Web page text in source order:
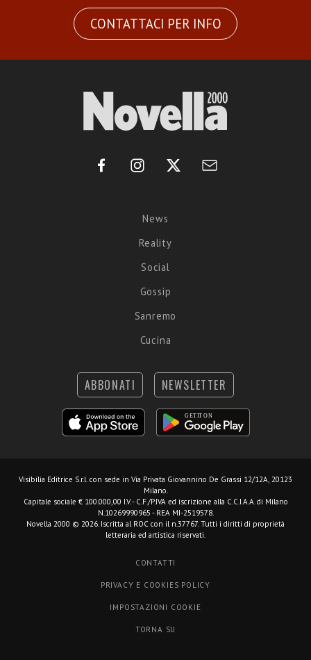
CONTATTACI PER INFO
News
Reality
Social
Gossip
Sanremo
Cucina
ABBONATI NEWSLETTER
Visibilia Editrice S.r.l. con sede in Via Privata Giovannino De Grassi 12/12A, 20123
Milano.
Capitale sociale € 100.000,00 I.V. - C.F./P.IVA ed iscrizione alla C.C.I.A.A. di Milano
N.10269990965 - REA MI-2519578.
Novella 2000 © 2026. Iscritta al ROC con il n.37767. Tutti i diritti di proprietà
letteraria ed artistica riservati.
CONTATTI
PRIVACY E COOKIES POLICY
IMPOSTAZIONI COOKIE
TORNA SU